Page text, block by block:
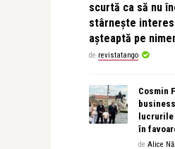
scurtă ca să nu
stârnește
așteaptă pe
de revistatango
Cosmin
în
de Alice